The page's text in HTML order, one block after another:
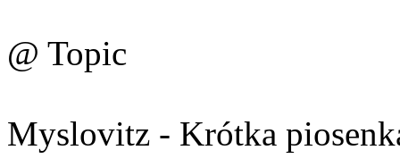
@ Topic
Myslovitz - Krótka